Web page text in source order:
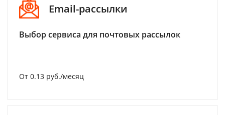
Email-рассылки
Выбор сервиса для почтовых рассылок
От 0.13 руб./месяц